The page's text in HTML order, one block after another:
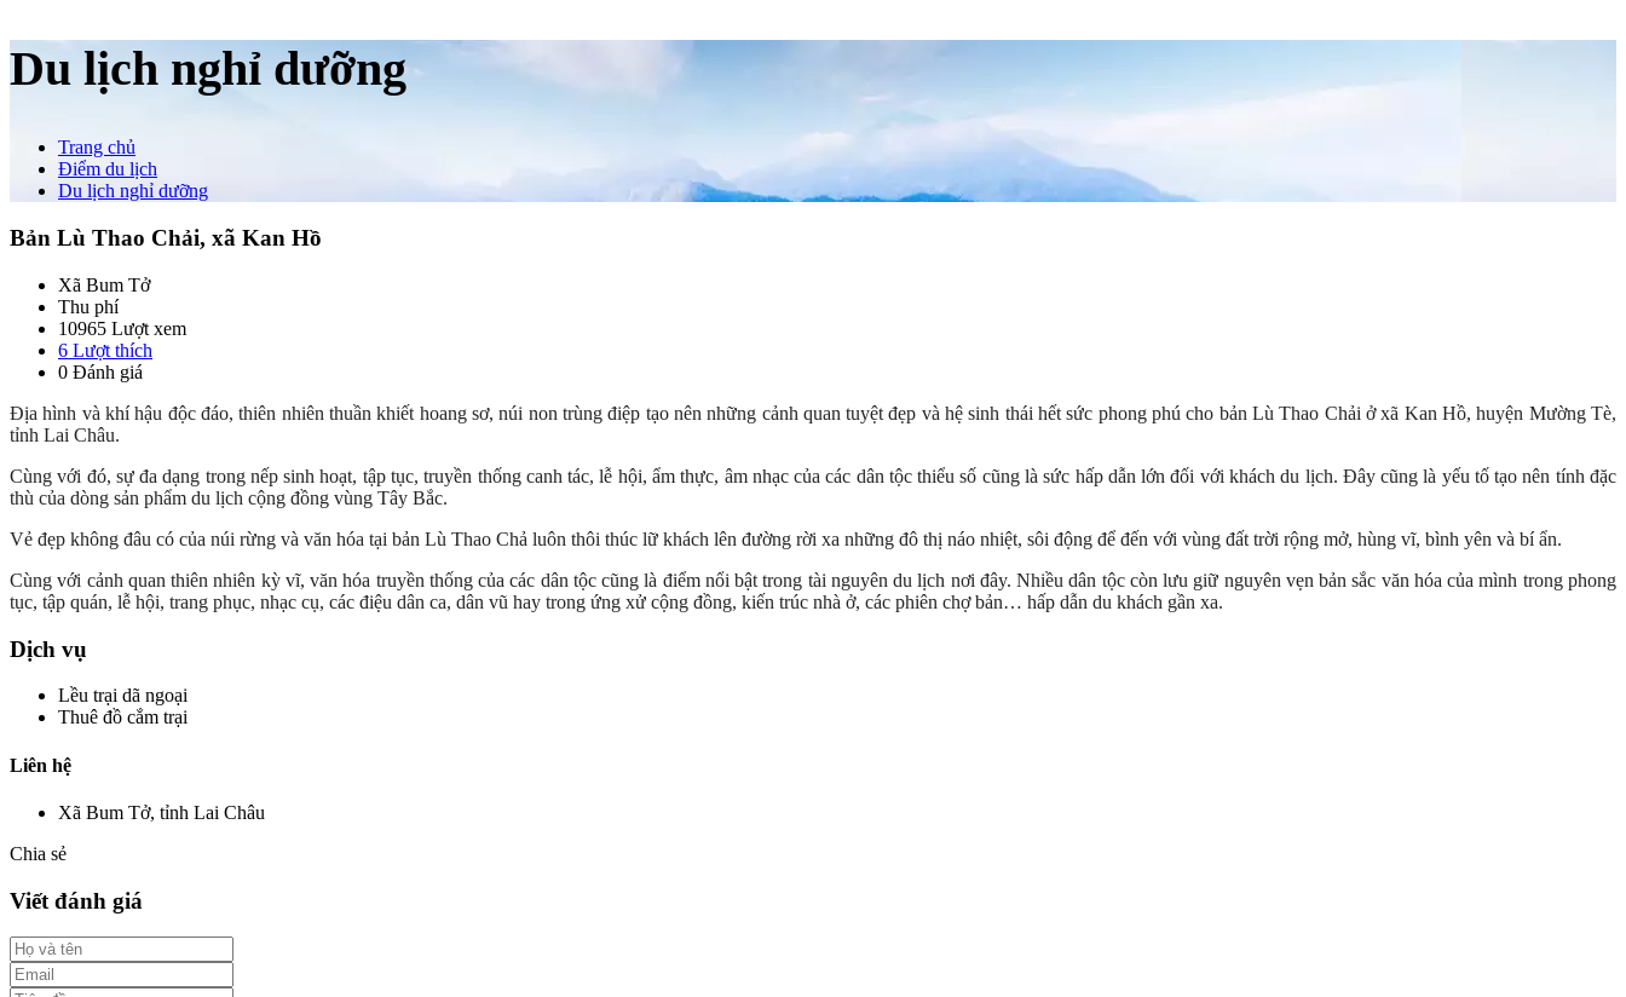
Du lịch nghỉ dưỡng
Trang chủ
Điểm du lịch
Du lịch nghỉ dưỡng
Bản Lù Thao Chải, xã Kan Hồ
Xã Bum Tở
Thu phí
10965 Lượt xem
6 Lượt thích
0 Đánh giá
Địa hình và khí hậu độc đáo, thiên nhiên thuần khiết hoang sơ, núi non trùng điệp tạo nên những cảnh quan tuyệt đẹp và hệ sinh thái hết sức phong phú cho bản Lù Thao Chải ở xã Kan Hồ, huyện Mường Tè,
tỉnh Lai Châu.
Cùng với đó, sự đa dạng trong nếp sinh hoạt, tập tục, truyền thống canh tác, lễ hội, ẩm thực, âm nhạc của các dân tộc thiểu số cũng là sức hấp dẫn lớn đối với khách du lịch. Đây cũng là yếu tố tạo nên tính đặc
thù của dòng sản phẩm du lịch cộng đồng vùng Tây Bắc.
Vẻ đẹp không đâu có của núi rừng và văn hóa tại bản Lù Thao Chả luôn thôi thúc lữ khách lên đường rời xa những đô thị náo nhiệt, sôi động để đến với vùng đất trời rộng mở, hùng vĩ, bình yên và bí ẩn.
Cùng với cảnh quan thiên nhiên kỳ vĩ, văn hóa truyền thống của các dân tộc cũng là điểm nổi bật trong tài nguyên du lịch nơi đây. Nhiều dân tộc còn lưu giữ nguyên vẹn bản sắc văn hóa của mình trong phong
tục, tập quán, lễ hội, trang phục, nhạc cụ, các điệu dân ca, dân vũ hay trong ứng xử cộng đồng, kiến trúc nhà ở, các phiên chợ bản… hấp dẫn du khách gần xa.
Dịch vụ
Lều trại dã ngoại
Thuê đồ cắm trại
Liên hệ
Xã Bum Tở, tỉnh Lai Châu
Chia sẻ
Viết đánh giá